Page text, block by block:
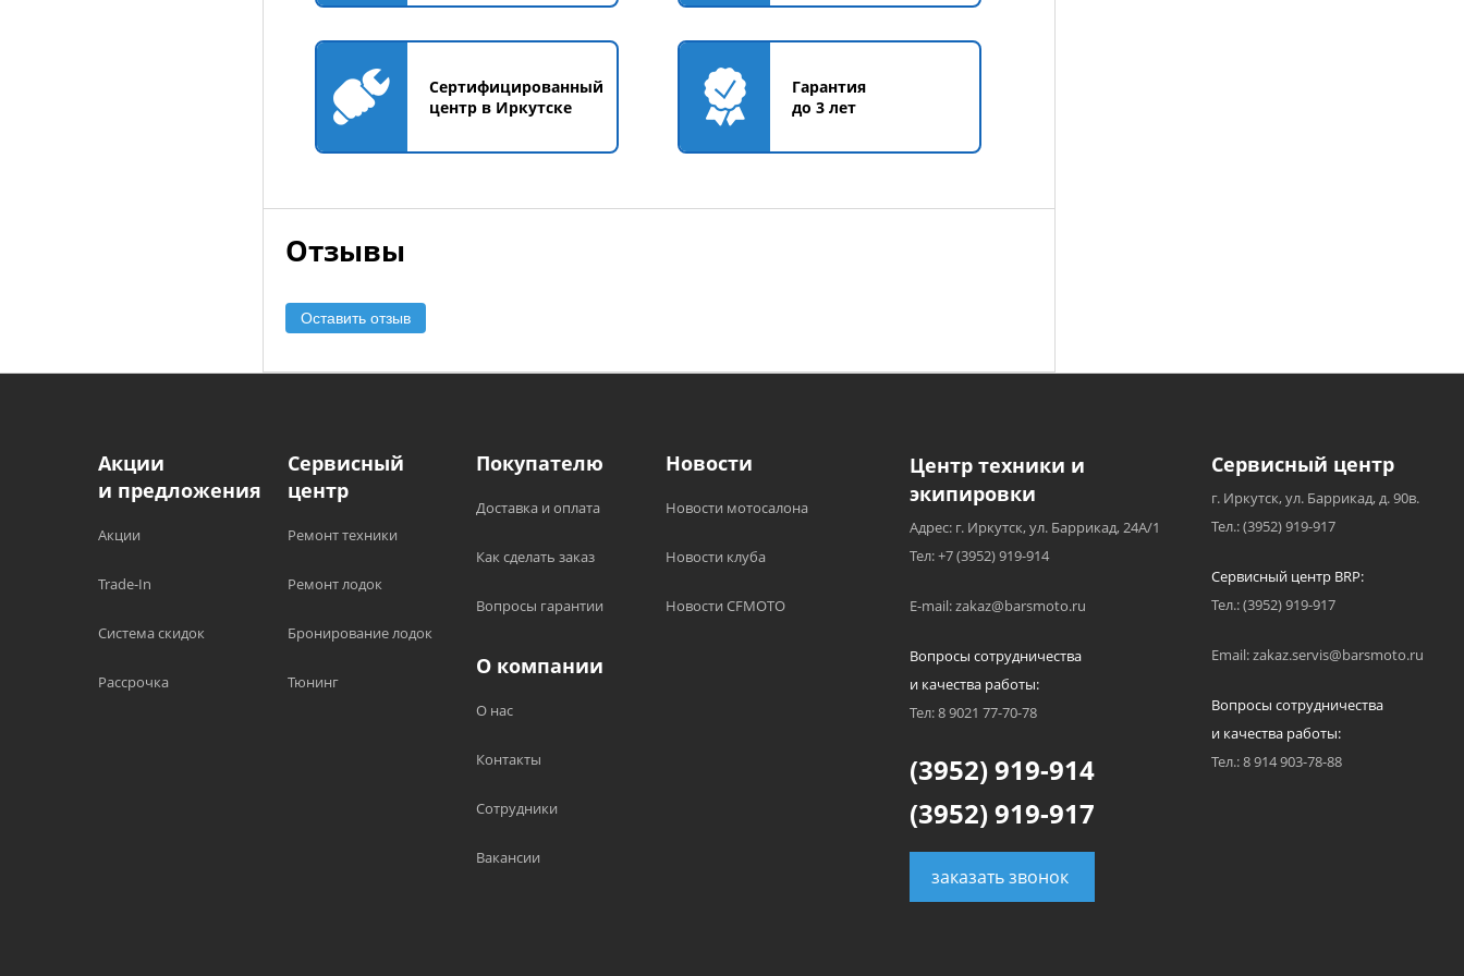
Сертифицированный
центр в Иркутске
Гарантия
до 3 лет
Отзывы
Оставить отзыв
Акции
и предложения
Акции
Trade-In
Система скидок
Рассрочка
Сервисный
центр
Ремонт техники
Ремонт лодок
Бронирование лодок
Тюнинг
Покупателю
Доставка и оплата
Как сделать заказ
Вопросы гарантии
Новости
Новости мотосалона
Новости клуба
Новости CFMOTO
О компании
О нас
Контакты
Сотрудники
Вакансии
Центр техники и
экипировки
Адрес: г. Иркутск, ул. Баррикад, 24А/1
Тел: +7 (3952) 919-914
E-mail: zakaz@barsmoto.ru
Вопросы сотрудничества
и качества работы:
Тел: 8 9021 77-70-78
(3952) 919-914
(3952) 919-917
заказать звонок
Сервисный центр
г. Иркутск, ул. Баррикад, д. 90в.
Тел.: (3952) 919-917
Сервисный центр BRP:
Тел.: (3952) 919-917
Email: zakaz.servis@barsmoto.ru
Вопросы сотрудничества
и качества работы:
Тел.: 8 914 903-78-88